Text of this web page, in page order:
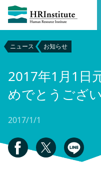
ニュース お知らせ
2017年1月1
めでとうござ
2017/1/1